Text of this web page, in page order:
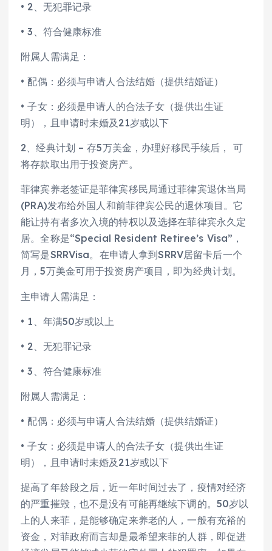
• 2、无犯罪记录
• 3、符合健康标准
附属人需满足：
• 配偶：必须与申请人合法结婚（提供结婚证）
• 子女：必须是申请人的合法子女（提供出生证
明），且申请时未婚及21岁或以下
2、经典计划 – 存5万美金，办理好移民手续后， 可
将存款取出用于投资房产。
菲律宾养老签证是菲律宾移民局通过菲律宾退休当局
(PRA)发布给外国人和前菲律宾公民的退休项目。它
能让持有者多次入境的特权以及选择在菲律宾永久定
居。全称是“Special Resident Retiree’s Visa”，
简写是SRRVisa。在申请人拿到SRRV居留卡后一个
月，5万美金可用于投资房产项目，即为经典计划。
主申请人需满足：
• 1、年满50岁或以上
• 2、无犯罪记录
• 3、符合健康标准
附属人需满足：
• 配偶：必须与申请人合法结婚（提供结婚证）
• 子女：必须是申请人的合法子女（提供出生证
明），且申请时未婚及21岁或以下
提高了年龄段之后，近一年时间过去了，疫情对经济
的严重摧毁，也不是没有可能再继续下调的。50岁以
上的人来菲，是能够确定来养老的人，一般有充裕的
资金，对菲政府而言却是最希望来菲的人群，即促进